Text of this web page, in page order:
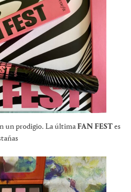
un prodigio. La últimaFAN FESTes